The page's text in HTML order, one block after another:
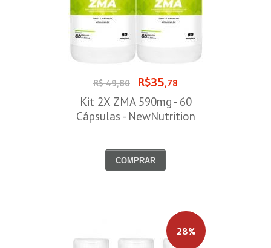
R$ 49,80 R$35,78
Kit 2X ZMA 590mg - 60
Cápsulas - NewNutrition
COMPRAR
28%